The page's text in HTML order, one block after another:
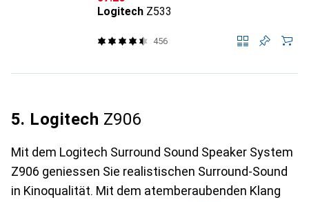
Logitech Z533
456
5. Logitech Z906
Mit dem Logitech Surround Sound Speaker System
Z906 geniessen Sie realistischen Surround-Sound
in Kinoqualität. Mit dem atemberaubenden Klang